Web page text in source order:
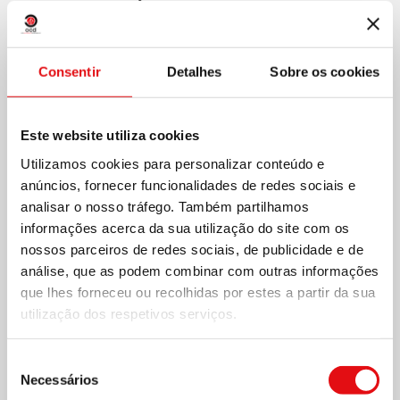
Consentir Detalhes Sobre os cookies
Este website utiliza cookies
Utilizamos cookies para personalizar conteúdo e
anúncios, fornecer funcionalidades de redes sociais e
analisar o nosso tráfego. Também partilhamos
informações acerca da sua utilização do site com os
nossos parceiros de redes sociais, de publicidade e de
análise, que as podem combinar com outras informações
que lhes forneceu ou recolhidas por estes a partir da sua
utilização dos respetivos serviços.
Necessários
+
3 NOVEMBRO 2016